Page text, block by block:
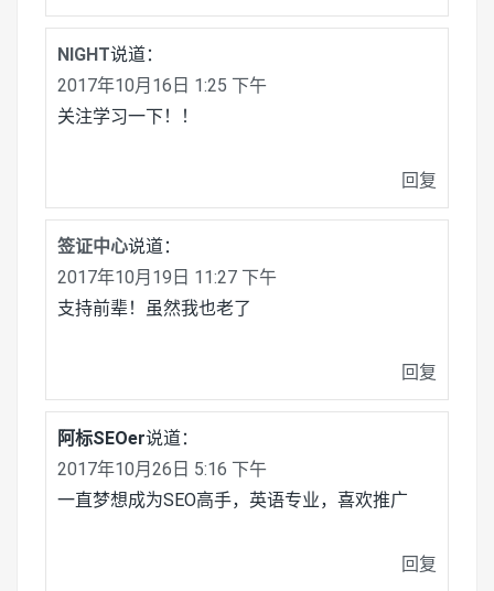
NIGHT说道：
2017年10月16日 1:25 下午
关注学习一下！！
回复
签证中心说道：
2017年10月19日 11:27 下午
支持前辈！虽然我也老了
回复
阿标SEOer说道：
2017年10月26日 5:16 下午
一直梦想成为SEO高手，英语专业，喜欢推广
回复